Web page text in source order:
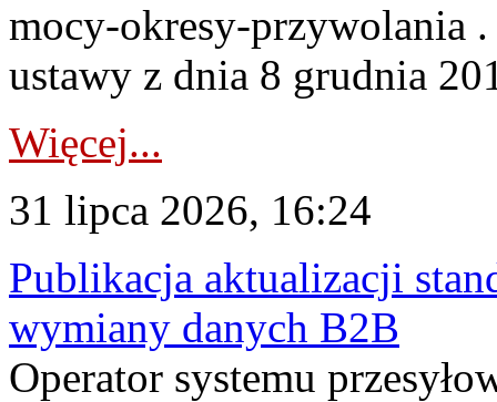
mocy-okresy-przywolania
ustawy z dnia 8 grudnia
Więcej...
31 lipca 2026, 16:24
Publikacja aktualizacji
wymiany danych B2B
Operator systemu